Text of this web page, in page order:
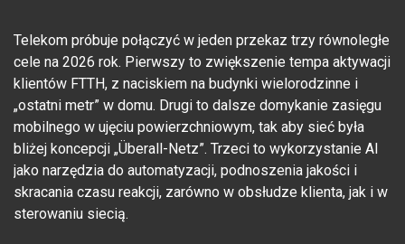
Telekom próbuje połączyć w jeden przekaz trzy równoległe
cele na 2026 rok. Pierwszy to zwiększenie tempa aktywacji
klientów FTTH, z naciskiem na budynki wielorodzinne i
„ostatni metr” w domu. Drugi to dalsze domykanie zasięgu
mobilnego w ujęciu powierzchniowym, tak aby sieć była
bliżej koncepcji „Überall-Netz”. Trzeci to wykorzystanie AI
jako narzędzia do automatyzacji, podnoszenia jakości i
skracania czasu reakcji, zarówno w obsłudze klienta, jak i w
sterowaniu siecią.